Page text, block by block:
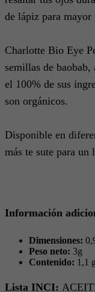
de lápiz para mayor
Charlotte Bio Eye
semillas de baobab,
el 100% de sus
son orgánicos.
Disponible en
más te sute para
Información
Dimensiones:
Peso neto: 3g
Contenido: 1,1 g
Lista INCI: